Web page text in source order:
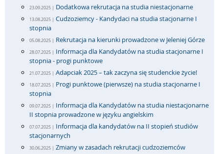
23.09.2025 | Dodatkowa rekrutacja na studia niestacjonarne
13.08.2025 | Cudzoziemcy - Kandydaci na studia stacjonarne I
stopnia
05.08.2025 | Rekrutacja na kierunki prowadzone w Jeleniej Górze
28.07.2025 | Informacja dla Kandydatów na studia stacjonarne I
stopnia - progi punktowe
21.07.2025 | Adapciak 2025 – tak zaczyna się studenckie życie!
18.07.2025 | Progi punktowe (pierwsze) na studia stacjonarne I
stopnia
09.07.2025 | Informacja dla Kandydatów na studia niestacjonarne
II stopnia prowadzone w języku angielskim
07.07.2025 | Informacja dla kandydatów na II stopień studiów
stacjonarnych
30.06.2025 | Zmiany w zasadach rekrutacji cudzoziemców